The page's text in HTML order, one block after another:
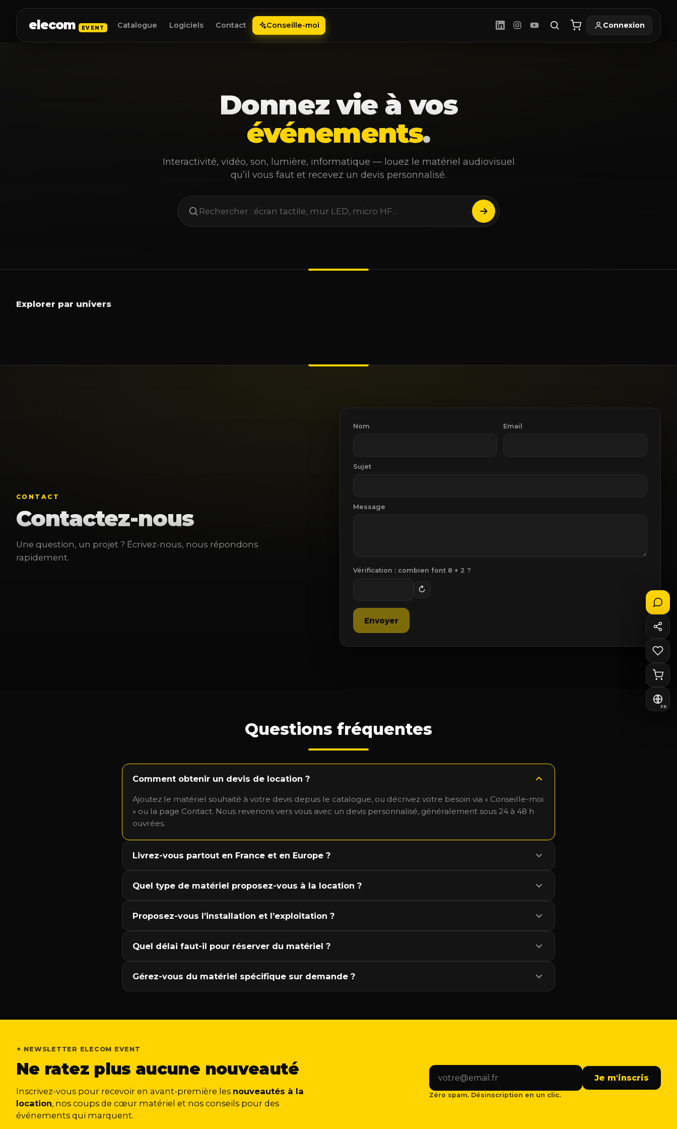
elecom EVENT Catalogue Logiciels Contact Conseille-moi Connexion
Donnez vie à vos
événements.
Interactivité, vidéo, son, lumière, informatique — louez le matériel audiovisuel
qu’il vous faut et recevez un devis personnalisé.
Rechercher : écran tactile, mur LED, micro HF…
Explorer par univers
Informatique
CONTACT
Contactez-nous
Une question, un projet ? Écrivez-nous, nous répondons
rapidement.
Nom Email
Sujet
Message
Vérification : combien font 8 + 2 ?
↻
Envoyer
Questions fréquentes
Comment obtenir un devis de location ?
Ajoutez le matériel souhaité à votre devis depuis le catalogue, ou décrivez votre besoin via « Conseille-moi
» ou la page Contact. Nous revenons vers vous avec un devis personnalisé, généralement sous 24 à 48 h
ouvrées.
Livrez-vous partout en France et en Europe ?
Quel type de matériel proposez-vous à la location ?
Proposez-vous l’installation et l’exploitation ?
Quel délai faut-il pour réserver du matériel ?
Gérez-vous du matériel spécifique sur demande ?
✦ NEWSLETTER ELECOM EVENT
Ne ratez plus aucune nouveauté
Inscrivez-vous pour recevoir en avant-première les nouveautés à la
location, nos coups de cœur matériel et nos conseils pour des
événements qui marquent.
Je m'inscris
Zéro spam. Désinscription en un clic.
FR